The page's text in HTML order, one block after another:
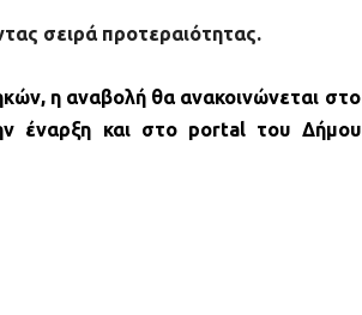
σειρά προτεραιότητας.
η αναβολή θα ανακοινώνεται στο
έναρξη και στο portal του Δήμου